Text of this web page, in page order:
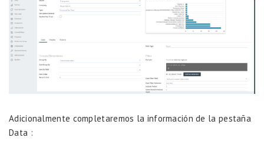
Adicionalmente completaremos la información de la pestaña
Data :